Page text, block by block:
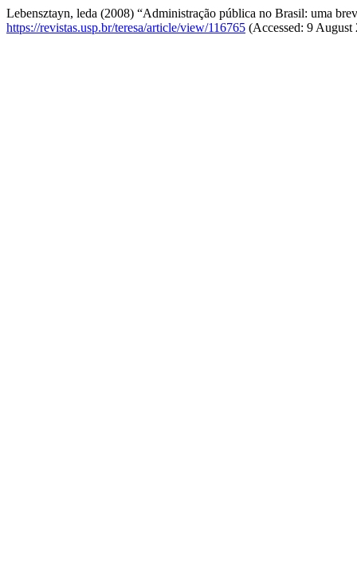
Lebensztayn, leda (2008) “Administração pública no Brasil: uma
https://revistas.usp.br/teresa/article/view/116765 (Accessed: 9 August